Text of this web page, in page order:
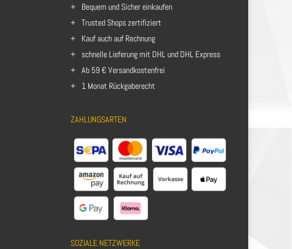
Bequem und Sicher einkaufen
Trusted Shops zertifiziert
Kauf auch auf Rechnung
schnelle Lieferung mit DHL und DHL Express
Ab 59 € Versandkostenfrei
1 Monat Rückgaberecht
ZAHLUNGSARTEN
SOZIALE NETZWERKE